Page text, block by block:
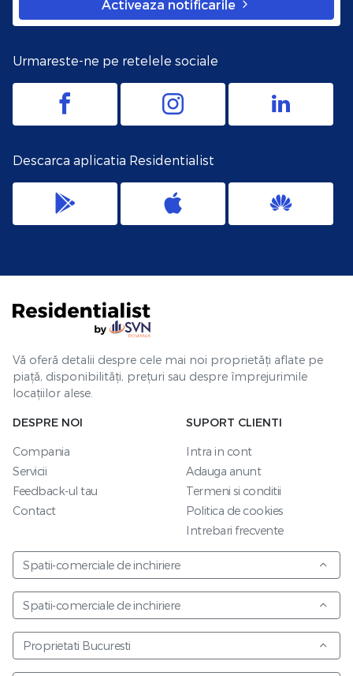
Activeaza notificarile
Urmareste-ne pe retelele sociale
Descarca aplicatia Residentialist
Vă oferă detalii despre cele mai noi proprietăți aflate pe
piață, disponibilități, prețuri sau despre împrejurimile
locațiilor alese.
DESPRE NOI
Compania
Servicii
Feedback-ul tau
Contact
SUPORT CLIENTI
Intra in cont
Adauga anunt
Termeni si conditii
Politica de cookies
Intrebari frecvente
Spatii-comerciale de inchiriere
Spatii-comerciale de inchiriere
Proprietati Bucuresti